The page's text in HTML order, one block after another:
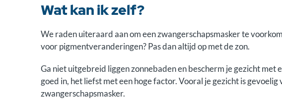
Wat kan ik zelf?
We raden uiteraard aan om een zwangerschapsmasker te
voor pigmentveranderingen? Pas dan altijd op met de zon.
Ga niet uitgebreid liggen zonnebaden en bescherm je gezicht met
goed in, het liefst met een hoge factor. Vooral je gezicht is
zwangerschapsmasker.